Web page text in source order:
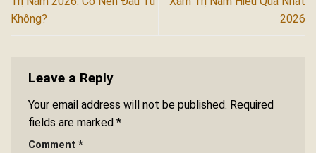
Không?
2026
Leave a Reply
Your email address will not be published. Required
fields are marked *
Comment *